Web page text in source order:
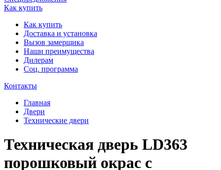
Как купить
Как купить
Доставка и установка
Вызов замерщика
Наши преимущества
Дилерам
Соц. программа
Контакты
Главная
Двери
Технические двери
Техническая дверь LD363
порошковый окрас с